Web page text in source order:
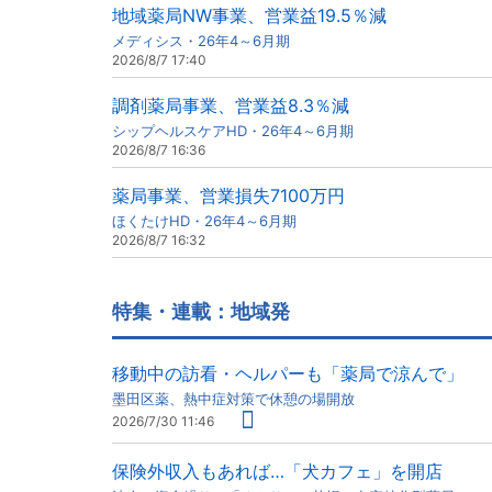
地域薬局NW事業、営業益19.5％減
メディシス・26年4～6月期
2026/8/7 17:40
調剤薬局事業、営業益8.3％減
シップヘルスケアHD・26年4～6月期
2026/8/7 16:36
薬局事業、営業損失7100万円
ほくたけHD・26年4～6月期
2026/8/7 16:32
特集・連載：地域発
移動中の訪看・ヘルパーも「薬局で涼んで」
墨田区薬、熱中症対策で休憩の場開放
2026/7/30 11:46
保険外収入もあれば…「犬カフェ」を開店